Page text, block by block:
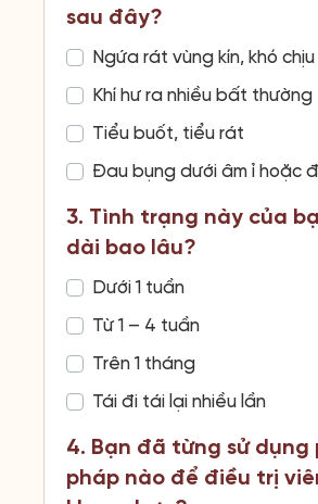
sau đây?
Ngứa rát vùng kín, khó chịu
Khí hư ra nhiều bất thường
Tiểu buốt, tiểu rát
Đau bụng dưới âm ỉ hoặc
3. Tình trạng này của
dài bao lâu?
Dưới 1 tuần
Từ 1 – 4 tuần
Trên 1 tháng
Tái đi tái lại nhiều lần
4. Bạn đã từng sử dụng
pháp nào để điều trị